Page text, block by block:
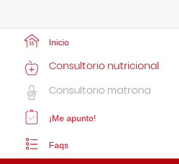
Inicio
Consultorio nutricional
Consultorio matrona
¡Me apunto!
Faqs